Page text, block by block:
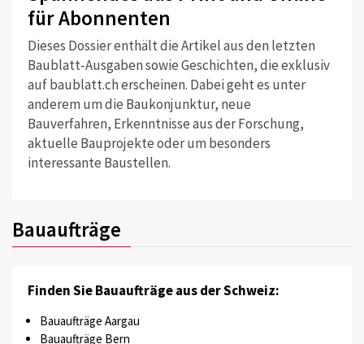
für Abonnenten
Dieses Dossier enthält die Artikel aus den letzten
Baublatt-Ausgaben sowie Geschichten, die exklusiv
auf baublatt.ch erscheinen. Dabei geht es unter
anderem um die Baukonjunktur, neue
Bauverfahren, Erkenntnisse aus der Forschung,
aktuelle Bauprojekte oder um besonders
interessante Baustellen.
Bauaufträge
Finden Sie Bauaufträge aus der Schweiz:
Bauaufträge Aargau
Bauaufträge Bern